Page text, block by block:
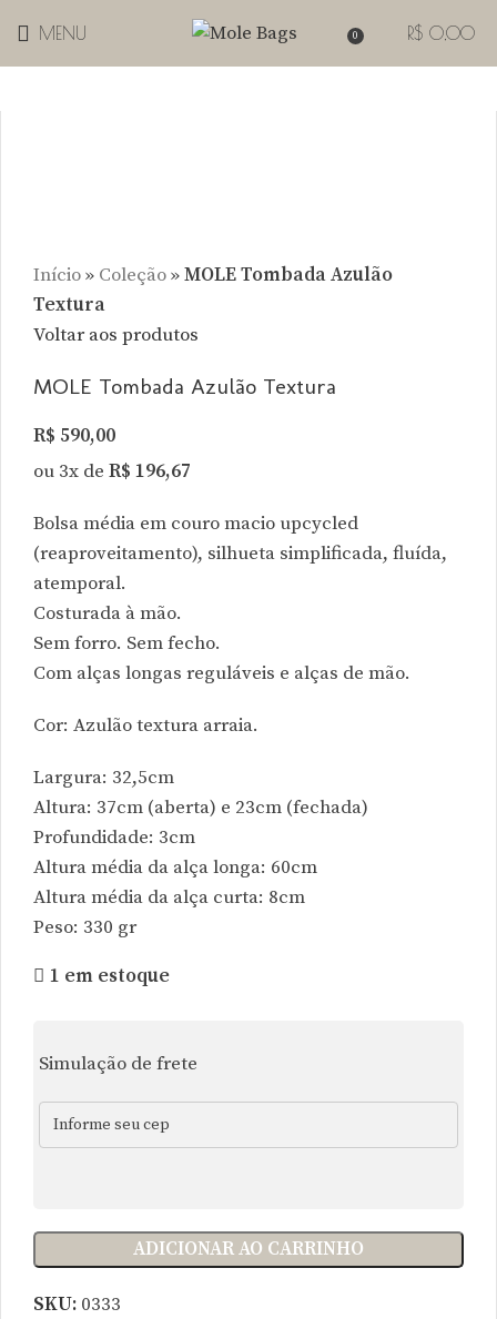
MENU 0 R$ 0,00
Início» Coleção»MOLE Tombada Azulão
Textura
Voltar aos produtos
MOLE Tombada Azulão Textura
R$ 590,00
ou 3x de R$ 196,67
Bolsa média em couro macio upcycled
(reaproveitamento), silhueta simplificada, fluída,
atemporal.
Costurada à mão.
Sem forro. Sem fecho.
Com alças longas reguláveis e alças de mão.
Cor: Azulão textura arraia.
Largura: 32,5cm
Altura: 37cm (aberta) e 23cm (fechada)
Profundidade: 3cm
Altura média da alça longa: 60cm
Altura média da alça curta: 8cm
Peso: 330 gr
1 em estoque
Simulação de frete
ADICIONAR AO CARRINHO
SKU: 0333